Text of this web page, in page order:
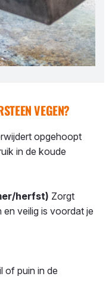
VEGEN?
opgehoopt
in de koude
herfst) Zorgt
veilig is voordat je
of puin in de